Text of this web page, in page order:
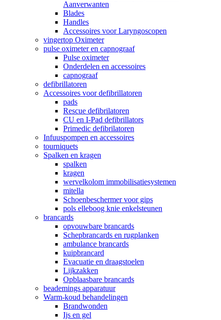
Aanverwanten
Blades
Handles
Accessoires voor Laryngoscopen
vingertop Oximeter
pulse oximeter en capnograaf
Pulse oximeter
Onderdelen en accessoires
capnograaf
defibrillatoren
Accessoires voor defibrillatoren
pads
Rescue defibrilatoren
CU en I-Pad defibrillators
Primedic defibrilatoren
Infuuspompen en accessoires
tourniquets
Spalken en kragen
spalken
kragen
wervelkolom immobilisatiesystemen
mitella
Schoenbeschermer voor gips
pols elleboog knie enkelsteunen
brancards
opvouwbare brancards
Schepbrancards en rugplanken
ambulance brancards
kuipbrancard
Evacuatie en draagstoelen
Lijkzakken
Opblaasbare brancards
beademings apparatuur
Warm-koud behandelingen
Brandwonden
Ijs en gel